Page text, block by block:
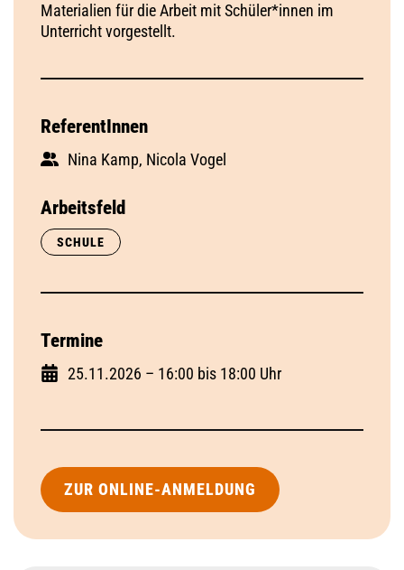
Materialien für die Arbeit mit Schüler*innen im
Unterricht vorgestellt.
ReferentInnen
Nina Kamp, Nicola Vogel
Arbeitsfeld
SCHULE
Termine
25.11.2026 – 16:00 bis 18:00 Uhr
ZUR ONLINE-ANMELDUNG